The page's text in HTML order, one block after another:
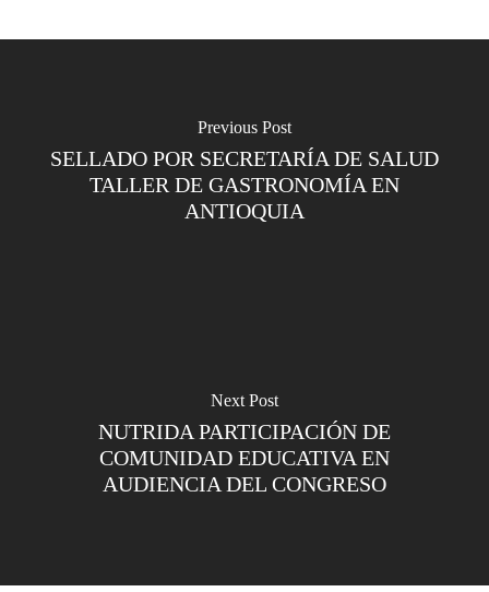
Previous Post
SELLADO POR SECRETARÍA DE SALUD
TALLER DE GASTRONOMÍA EN
ANTIOQUIA
Next Post
NUTRIDA PARTICIPACIÓN DE
COMUNIDAD EDUCATIVA EN
AUDIENCIA DEL CONGRESO